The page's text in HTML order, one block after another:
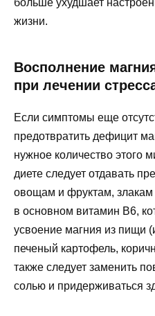
жизни.
Восполнение
при лечении
Если симптомы еще
предотвратить дефицит
нужное количество этого
диете следует отдавать
овощам и фруктам,
в основном витамин B6,
усвоение магния из пищи
печеный картофель,
также следует заменить
солью и придерживаться